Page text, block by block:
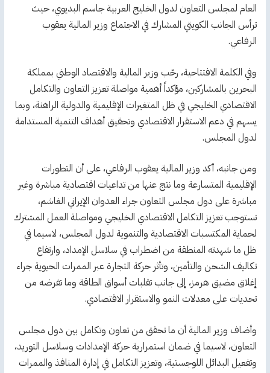
العام لمجلس التعاون لدول الخليج العربية جاسم البديوي، حيث
ترأس الجانب الكويتي المشارك في الاجتماع وزير المالية يعقوب
الرفاعي.
وفي الكلمة الافتتاحية، رحّب وزير المالية والاقتصاد الوطني بمملكة
البحرين بالمشاركين، مؤكداً أهمية مواصلة تعزيز التعاون والتكامل
الاقتصادي الخليجي في ظل المتغيرات الإقليمية والدولية الراهنة، وبما
يسهم في دعم الاستقرار الاقتصادي وتحقيق أهداف التنمية المستدامة
لدول المجلس.
ومن جانبه، أكد وزير المالية يعقوب الرفاعي، على أن التطورات
الإقليمية المتسارعة وما نتج عنها من تداعيات اقتصادية مباشرة وغير
مباشرة على دول مجلس التعاون جراء العدوان الإيراني الغاشم،
تستوجب تعزيز التكامل الاقتصادي الخليجي ومواصلة العمل المشترك
لحماية المكتسبات الاقتصادية والتنموية لدول المجلس، لاسيما في
ظل ما شهدته المنطقة من اضطراب في سلاسل الإمداد، وارتفاع
تكاليف الشحن والتأمين، وتأثر حركة التجارة عبر الممرات الحيوية جراء
إغلاق مضيق هرمز، إلى جانب تقلبات أسواق الطاقة وما تفرضه من
تحديات على معدلات النمو والاستقرار الاقتصادي.
وأضاف وزير المالية أن ما تحقق من تعاون وتكامل بين دول مجلس
التعاون، لاسيما في ضمان استمرارية حركة الإمدادات وسلاسل التوريد،
وتفعيل البدائل اللوجستية، وتعزيز التكامل في إدارة المنافذ والممرات